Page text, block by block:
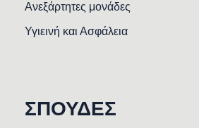
Ανεξάρτητες μονάδες
Υγιεινή και Ασφάλεια
ΣΠΟΥΔΕΣ